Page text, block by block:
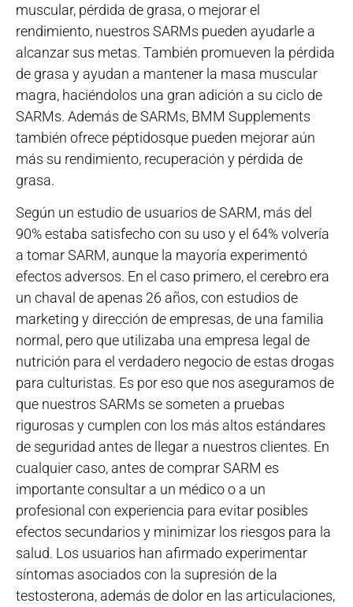
muscular, pérdida de grasa, o mejorar el
rendimiento, nuestros SARMs pueden ayudarle a
alcanzar sus metas. También promueven la pérdida
de grasa y ayudan a mantener la masa muscular
magra, haciéndolos una gran adición a su ciclo de
SARMs. Además de SARMs, BMM Supplements
también ofrece péptidosque pueden mejorar aún
más su rendimiento, recuperación y pérdida de
grasa.
Según un estudio de usuarios de SARM, más del
90% estaba satisfecho con su uso y el 64% volvería
a tomar SARM, aunque la mayoría experimentó
efectos adversos. En el caso primero, el cerebro era
un chaval de apenas 26 años, con estudios de
marketing y dirección de empresas, de una familia
normal, pero que utilizaba una empresa legal de
nutrición para el verdadero negocio de estas drogas
para culturistas. Es por eso que nos aseguramos de
que nuestros SARMs se someten a pruebas
rigurosas y cumplen con los más altos estándares
de seguridad antes de llegar a nuestros clientes. En
cualquier caso, antes de comprar SARM es
importante consultar a un médico o a un
profesional con experiencia para evitar posibles
efectos secundarios y minimizar los riesgos para la
salud. Los usuarios han afirmado experimentar
síntomas asociados con la supresión de la
testosterona, además de dolor en las articulaciones,